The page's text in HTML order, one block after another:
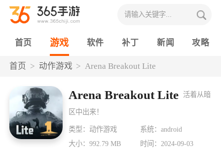
首页 游戏 软件 补丁 新闻 攻略
首页 动作游戏 Arena Breakout Lite
Arena Breakout Lite 活着从暗
区中出来！
类型：动作游戏
系统：android
大小：992.79 MB
时间：2024-09-03